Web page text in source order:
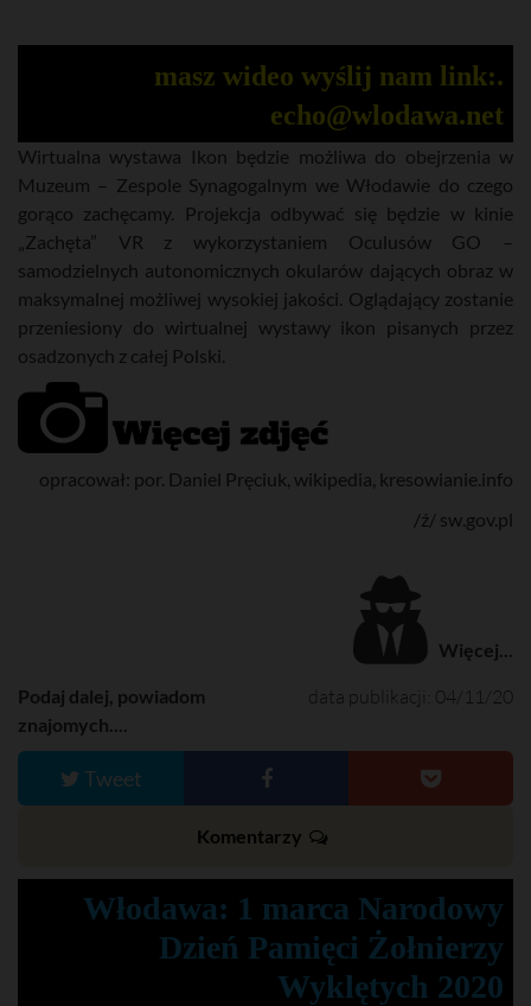
masz wideo wyślij nam link:.
echo@wlodawa.net
Wirtualna wystawa Ikon będzie możliwa do obejrzenia w
Muzeum – Zespole Synagogalnym we Włodawie do czego
gorąco zachęcamy. Projekcja odbywać się będzie w kinie
„Zachęta” VR z wykorzystaniem Oculusów GO –
samodzielnych autonomicznych okularów dających obraz w
maksymalnej możliwej wysokiej jakości. Oglądający zostanie
przeniesiony do wirtualnej wystawy ikon pisanych przez
osadzonych z całej Polski.
opracował: por. Daniel Pręciuk, wikipedia, kresowianie.info
/ź/ sw.gov.pl
Więcej...
data publikacji: 04/11/20
Podaj dalej, powiadom
znajomych....
Tweet
Komentarzy
Włodawa: 1 marca Narodowy
Dzień Pamięci Żołnierzy
Wyklętych 2020